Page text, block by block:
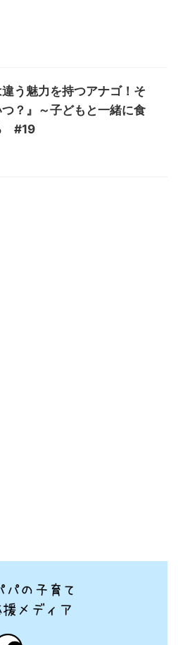
違う魅力を持つアナゴ！そ
？』～子どもと一緒に食
#19